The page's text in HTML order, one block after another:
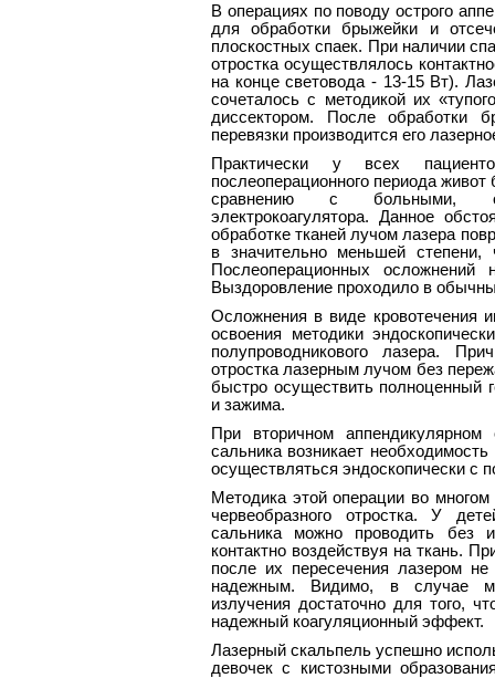
В операциях по поводу острого
для обработки брыжейки и
плоскостных спаек. При наличии
отростка осуществлялось
на конце световода - 13-15 Вт).
сочеталось с методикой их
диссектором. После обработки
перевязки производится его
Практически у всех
послеоперационного периода
сравнению с больными,
электрокоагулятора. Данное
обработке тканей лучом лазера
в значительно меньшей степени,
Послеоперационных
Выздоровление проходило в
Осложнения в виде кровотечения
освоения методики
полупроводникового лазера.
отростка лазерным лучом без
быстро осуществить полноценный
и зажима.
При вторичном
сальника возникает
осуществляться эндоскопически с
Методика этой операции во
червеобразного отростка. У
сальника можно проводить без
контактно воздействуя на ткань.
после их пересечения лазером
надежным. Видимо, в случае
излучения достаточно для того,
надежный коагуляционный эффект.
Лазерный скальпель успешно
девочек с кистозными